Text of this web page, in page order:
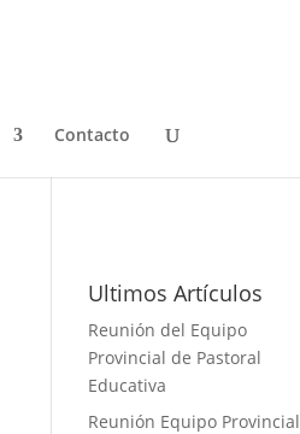
Contacto
Ultimos Artículos
Reunión del Equipo
Provincial de Pastoral
Educativa
Reunión Equipo Provincial